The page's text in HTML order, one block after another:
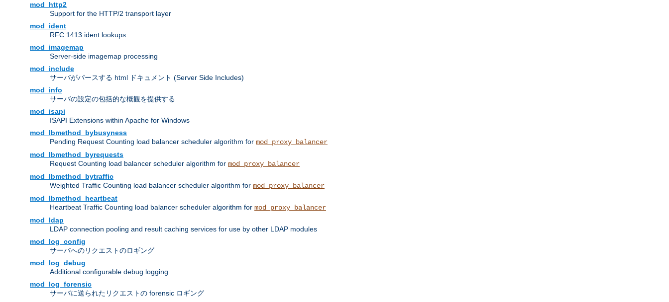
mod_http2
Support for the HTTP/2 transport layer
mod_ident
RFC 1413 ident lookups
mod_imagemap
Server-side imagemap processing
mod_include
サーバがパースする html ドキュメント (Server Side Includes)
mod_info
サーバの設定の包括的な概観を提供する
mod_isapi
ISAPI Extensions within Apache for Windows
mod_lbmethod_bybusyness
Pending Request Counting load balancer scheduler algorithm for mod_proxy_balancer
mod_lbmethod_byrequests
Request Counting load balancer scheduler algorithm for mod_proxy_balancer
mod_lbmethod_bytraffic
Weighted Traffic Counting load balancer scheduler algorithm for mod_proxy_balancer
mod_lbmethod_heartbeat
Heartbeat Traffic Counting load balancer scheduler algorithm for mod_proxy_balancer
mod_ldap
LDAP connection pooling and result caching services for use by other LDAP modules
mod_log_config
サーバへのリクエストのロギング
mod_log_debug
Additional configurable debug logging
mod_log_forensic
サーバに送られたリクエストの forensic ロギング